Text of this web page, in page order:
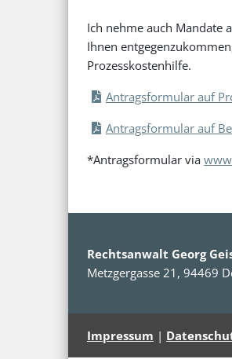
Ich nehme auch Mandate
Ihnen
Prozesskostenhilfe.
Antragsformular auf
Antragsformular auf
*Antragsformular via
Rechtsanwalt Georg
Metzgergasse 21 , 94469
Impressum |